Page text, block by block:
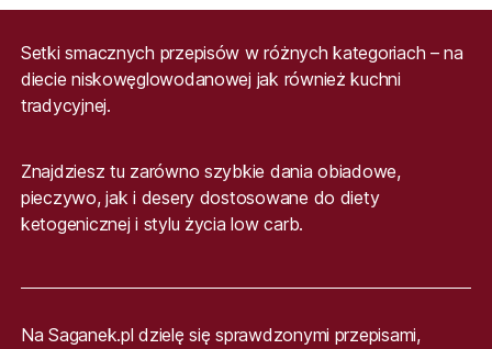
Setki smacznych przepisów w różnych kategoriach – na
diecie niskowęglowodanowej jak również kuchni
tradycyjnej.
Znajdziesz tu zarówno szybkie dania obiadowe,
pieczywo, jak i desery dostosowane do diety
ketogenicznej i stylu życia low carb.
Na Saganek.pl dzielę się sprawdzonymi przepisami,